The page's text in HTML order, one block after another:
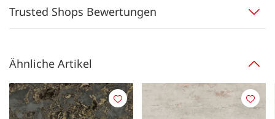
Trusted Shops Bewertungen
Ähnliche Artikel
Merken